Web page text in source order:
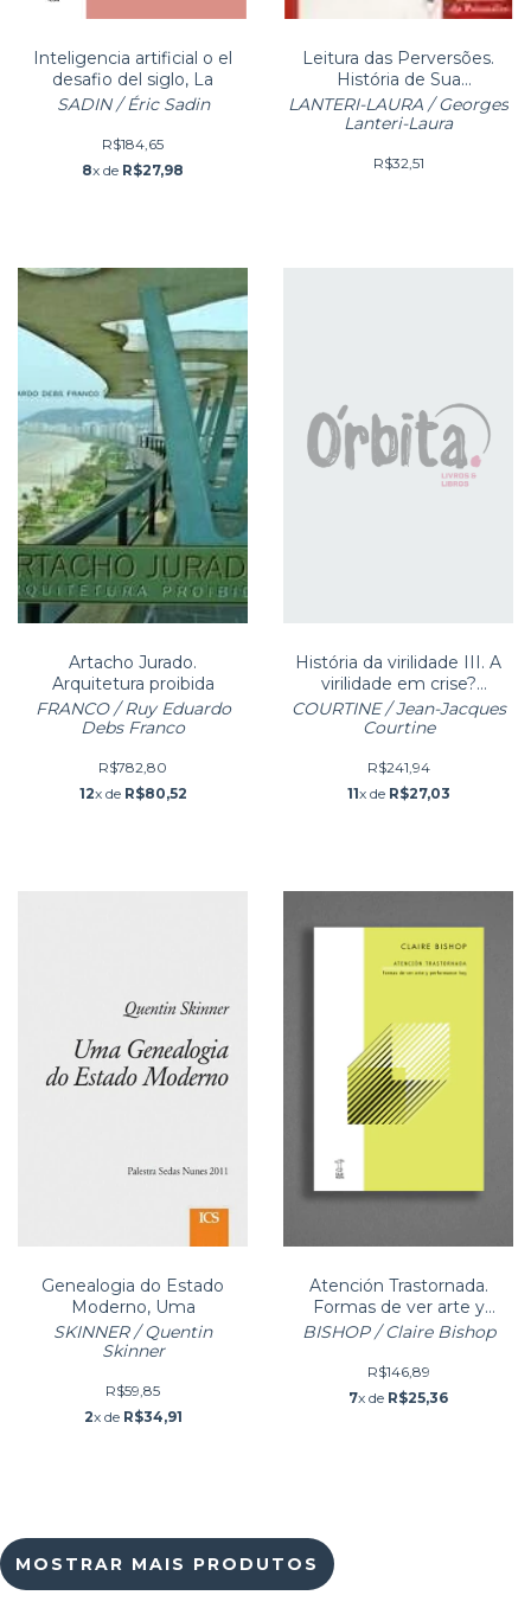
Inteligencia artificial o el
desafio del siglo, La
SADIN / Éric Sadin
R$184,65
8x de R$27,98
Leitura das Perversões.
História de Sua
Apropriação Médica
LANTERI-LAURA / Georges
Lanteri-Laura
R$32,51
Artacho Jurado.
Arquitetura proibida
FRANCO / Ruy Eduardo
Debs Franco
R$782,80
12x de R$80,52
História da virilidade III. A
virilidade em crise?
Séculos XX - XXI
COURTINE / Jean-Jacques
Courtine
R$241,94
11x de R$27,03
Genealogia do Estado
Moderno, Uma
SKINNER / Quentin
Skinner
R$59,85
2x de R$34,91
Atención Trastornada.
Formas de ver arte y
performance hoy
BISHOP / Claire Bishop
R$146,89
7x de R$25,36
MOSTRAR MAIS PRODUTOS